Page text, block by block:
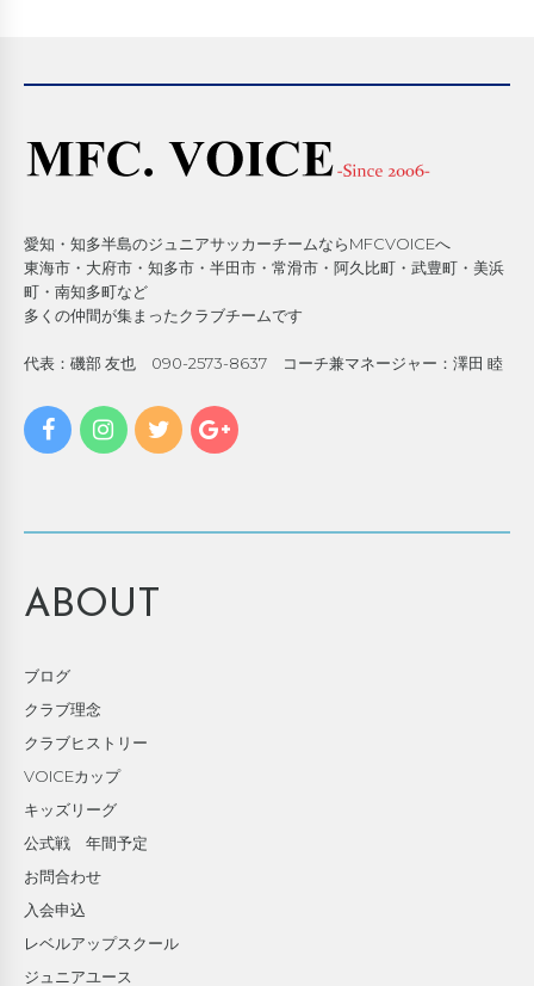
愛知・知多半島のジュニアサッカーチームならMFCVOICEへ
東海市・大府市・知多市・半田市・常滑市・阿久比町・武豊町・美浜
町・南知多町など
多くの仲間が集まったクラブチームです
代表：磯部 友也 090-2573-8637 コーチ兼マネージャー：澤田 睦
ABOUT
ブログ
クラブ理念
クラブヒストリー
VOICEカップ
キッズリーグ
公式戦 年間予定
お問合わせ
入会申込
レベルアップスクール
ジュニアユース